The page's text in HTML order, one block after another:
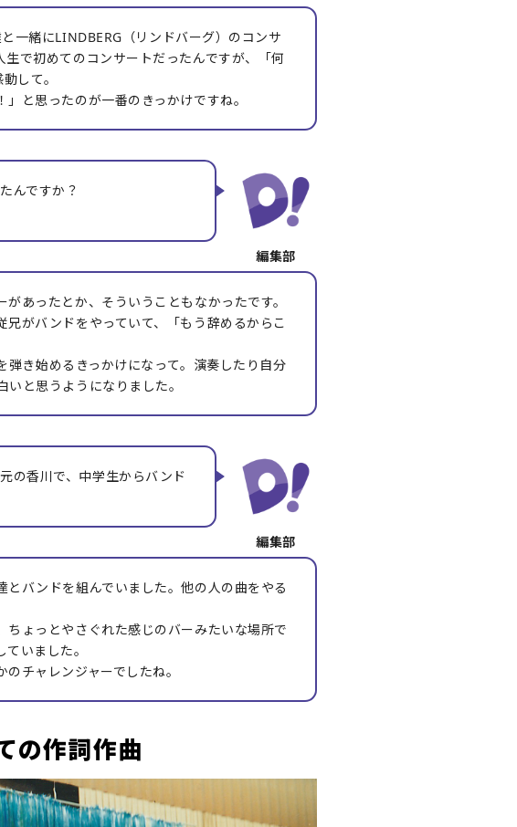
一緒にLINDBERG（リンドバーグ）のコンサ
生で初めてのコンサートだったんですが、「何
して。
」と思ったのが一番のきっかけですね。
んですか？
あったとか、そういうこともなかったです。
兄がバンドをやっていて、「もう辞めるからこ
弾き始めるきっかけになって。演奏したり自分
と思うようになりました。
の香川で、中学生からバンド
とバンドを組んでいました。他の人の曲をやる
ちょっとやさぐれた感じのバーみたいな場所で
いました。
チャレンジャーでしたね。
の作詞作曲